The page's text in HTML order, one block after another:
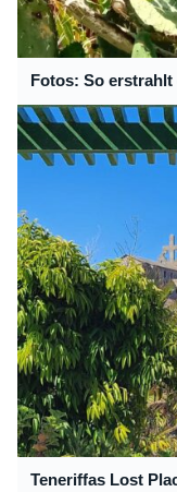
Fotos: So erstrahlt
Teneriffas Lost